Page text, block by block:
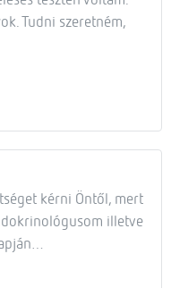
Tudni szeretném,
kérni Öntől, mert
illetve